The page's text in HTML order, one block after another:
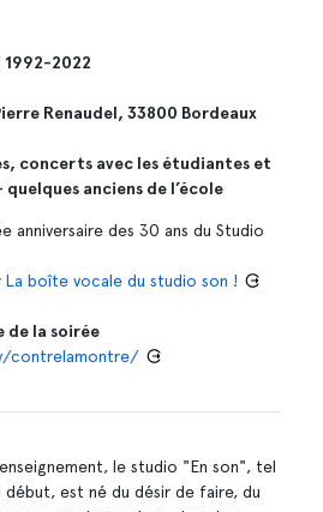
1992-2022
Renaudel, 33800 Bordeaux
concerts avec les étudiantes et
anciens de l’école
anniversaire des 30 ans du Studio
La boîte vocale du studio son !
de la soirée
contrelamontre/
le studio "En son", tel
début, est né du désir de faire, du